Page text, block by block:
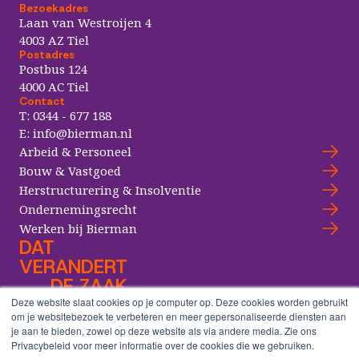
Deze website slaat cookies op je computer op. Deze cookies worden gebruikt
om je websitebezoek te verbeteren en meer gepersonaliseerde diensten aan
je aan te bieden, zowel op deze website als via andere media. Zie ons
Privacybeleid voor meer informatie over de cookies die we gebruiken.
Bezoekadres
Laan van Westroijen 4
4003 AZ Tiel
Postadres
Postbus 124
4000 AC Tiel
Contact
T: 0344 - 677 188
E: info@bierman.nl
Arbeid & Personeel
Bouw & Vastgoed
Herstructurering & Insolventie
Ondernemingsrecht
Werken bij Bierman
DAT
VERANDERT
DE ZAAK
Copyright® Bierman Advocaten
Algemene voorwaarden